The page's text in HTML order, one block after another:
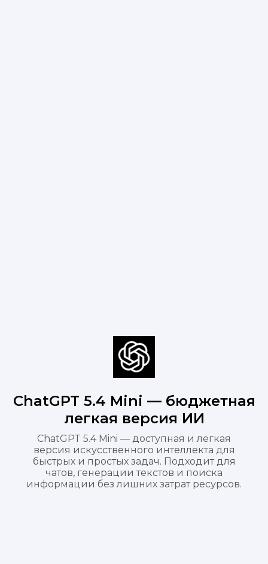
ChatGPT 5.4 Mini — бюджетная
легкая версия ИИ
ChatGPT 5.4 Mini — доступная и легкая
версия искусственного интеллекта для
быстрых и простых задач. Подходит для
чатов, генерации текстов и поиска
информации без лишних затрат ресурсов.